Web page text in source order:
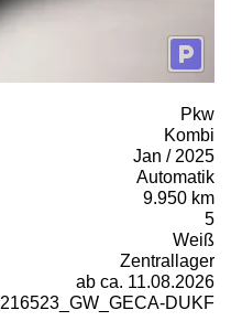
Pkw
Kombi
Jan / 2025
Automatik
9.950 km
5
Weiß
Zentrallager
ab ca. 11.08.2026
216523_GW_GECA-DUKF